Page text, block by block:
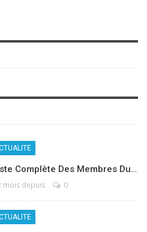
Complète Des Membres Du…
mois depuis 0